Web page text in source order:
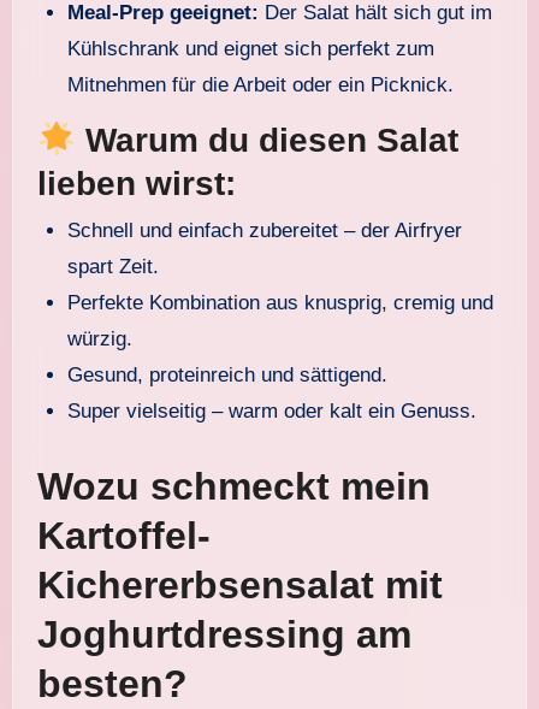
Meal-Prep geeignet: Der Salat hält sich gut im
Kühlschrank und eignet sich perfekt zum
Mitnehmen für die Arbeit oder ein Picknick.
Warum du diesen Salat
lieben wirst:
Schnell und einfach zubereitet – der Airfryer
spart Zeit.
Perfekte Kombination aus knusprig, cremig und
würzig.
Gesund, proteinreich und sättigend.
Super vielseitig – warm oder kalt ein Genuss.
Wozu schmeckt mein
Kartoffel-
Kichererbsensalat mit
Joghurtdressing am
besten?